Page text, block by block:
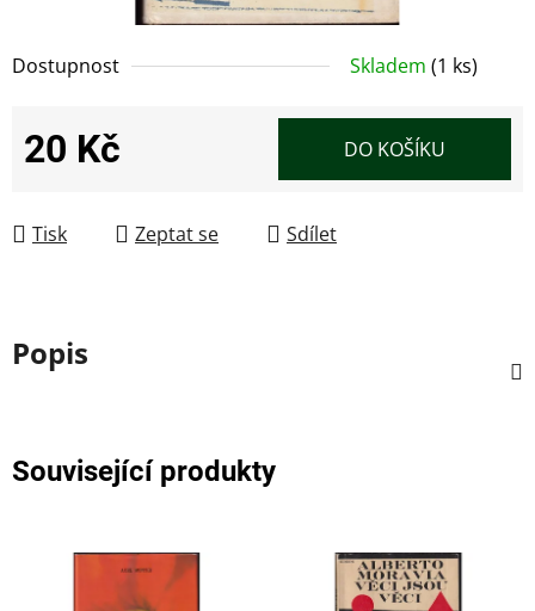
Dostupnost Skladem (1 ks)
20 Kč DO KOŠÍKU
Tisk Zeptat se Sdílet
Popis
Související produkty